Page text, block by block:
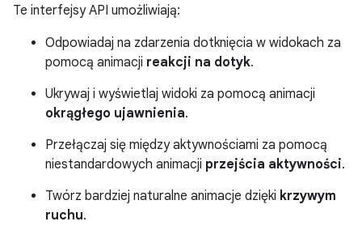
Te interfejsy API umożliwiają:
Odpowiadaj na zdarzenia dotknięcia w widokach za
pomocą animacji reakcji na dotyk.
Ukrywaj i wyświetlaj widoki za pomocą animacji
okrągłego ujawnienia.
Przełączaj się między aktywnościami za pomocą
niestandardowych animacji przejścia aktywności.
Twórz bardziej naturalne animacje dzięki krzywym
ruchu.